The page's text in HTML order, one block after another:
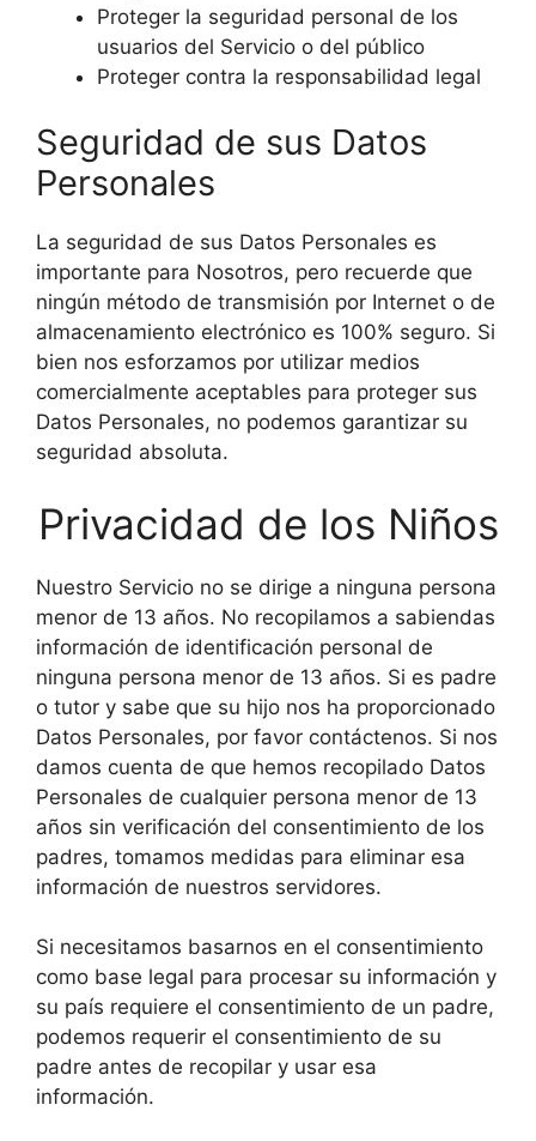
Proteger la seguridad personal de los
usuarios del Servicio o del público
Proteger contra la responsabilidad legal
Seguridad de sus Datos
Personales
La seguridad de sus Datos Personales es
importante para Nosotros, pero recuerde que
ningún método de transmisión por Internet o de
almacenamiento electrónico es 100% seguro. Si
bien nos esforzamos por utilizar medios
comercialmente aceptables para proteger sus
Datos Personales, no podemos garantizar su
seguridad absoluta.
Privacidad de los Niños
Nuestro Servicio no se dirige a ninguna persona
menor de 13 años. No recopilamos a sabiendas
información de identificación personal de
ninguna persona menor de 13 años. Si es padre
o tutor y sabe que su hijo nos ha proporcionado
Datos Personales, por favor contáctenos. Si nos
damos cuenta de que hemos recopilado Datos
Personales de cualquier persona menor de 13
años sin verificación del consentimiento de los
padres, tomamos medidas para eliminar esa
información de nuestros servidores.
Si necesitamos basarnos en el consentimiento
como base legal para procesar su información y
su país requiere el consentimiento de un padre,
podemos requerir el consentimiento de su
padre antes de recopilar y usar esa
información.